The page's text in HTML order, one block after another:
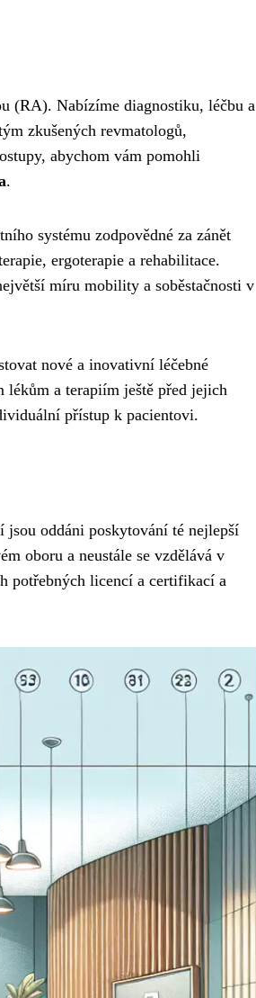
(RA). Nabízíme diagnostiku, léčbu a
zkušených revmatologů,
abychom vám pomohli
.
systému zodpovědné za zánět
ergoterapie a rehabilitace.
míru mobility a soběstačnosti v
nové a inovativní léčebné
lékům a terapiím ještě před jejich
přístup k pacientovi.
jsou oddáni poskytování té nejlepší
oboru a neustále se vzdělává v
potřebných licencí a certifikací a